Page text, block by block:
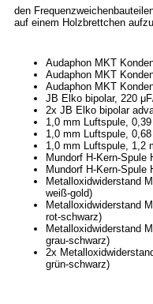
den
auf einem Holzbrettchen
Audaphon MKT
Audaphon MKT
Audaphon MKT
JB Elko bipolar, 220
2x JB Elko bipolar
1,0 mm Luftspule,
1,0 mm Luftspule,
1,0 mm Luftspule, 1,2
Mundorf H-Kern-Spule
Mundorf H-Kern-Spule
Metalloxidwiderstand
weiß-gold)
Metalloxidwiderstand
rot-schwarz)
Metalloxidwiderstand
grau-schwarz)
2x
grün-schwarz)